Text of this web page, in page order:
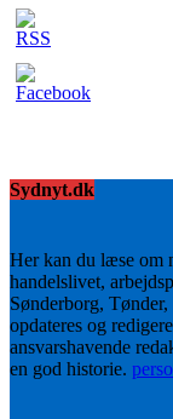
Sydnyt.dk
Her kan du læse om
handelslivet,
Sønderborg,
opdateres og
ansvarshavende
en god historie.